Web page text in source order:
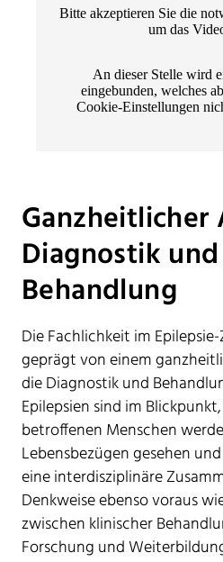
An dieser Stelle wird
eingebunden, welches
Cookie-Einstellungen
Bitte akzeptieren Sie die
um das
Ganzheitlicher
Diagnostik und
Behandlung
Die Fachlichkeit im
geprägt von einem
die Diagnostik und
Epilepsien sind im
betroffenen Menschen
Lebensbezügen gesehen
eine interdisziplinäre
Denkweise ebenso voraus
zwischen klinischer
Forschung und